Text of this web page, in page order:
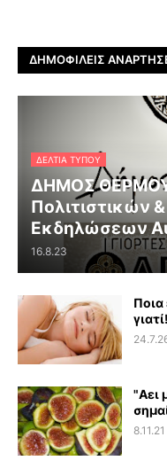
ΔΗΜΟΦΙΛΕΊΣ
ΔΕΛΤΊΑ ΤΎΠΟΥ
ΔΗΜΟΣ
Πολιτιστικών
Εκδηλώσεων
16.8.23
Ποια
γιατί!
"Αει
8.11.21